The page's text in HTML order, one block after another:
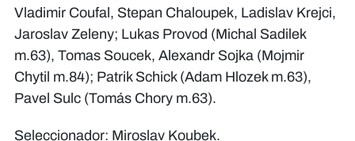
Vladimir Coufal, Stepan Chaloupek, Ladislav Krejci,
Jaroslav Zeleny; Lukas Provod (Michal Sadilek
m.63), Tomas Soucek, Alexandr Sojka (Mojmir
Chytil m.84); Patrik Schick (Adam Hlozek m.63),
Pavel Sulc (Tomás Chory m.63).
Seleccionador: Miroslav Koubek.